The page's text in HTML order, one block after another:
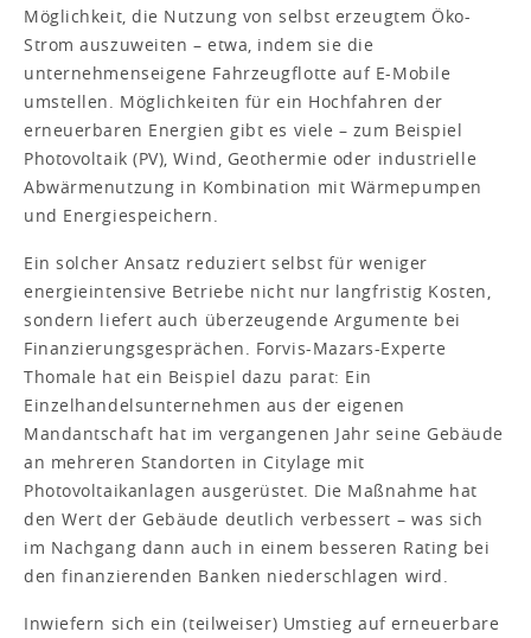
Möglichkeit, die Nutzung von selbst erzeugtem Öko-
Strom auszuweiten – etwa, indem sie die
unternehmenseigene Fahrzeugflotte auf E-Mobile
umstellen. Möglichkeiten für ein Hochfahren der
erneuerbaren Energien gibt es viele – zum Beispiel
Photovoltaik (PV), Wind, Geothermie oder industrielle
Abwärmenutzung in Kombination mit Wärmepumpen
und Energiespeichern.
Ein solcher Ansatz reduziert selbst für weniger
energieintensive Betriebe nicht nur langfristig Kosten,
sondern liefert auch überzeugende Argumente bei
Finanzierungsgesprächen. Forvis-Mazars-Experte
Thomale hat ein Beispiel dazu parat: Ein
Einzelhandelsunternehmen aus der eigenen
Mandantschaft hat im vergangenen Jahr seine Gebäude
an mehreren Standorten in Citylage mit
Photovoltaikanlagen ausgerüstet. Die Maßnahme hat
den Wert der Gebäude deutlich verbessert – was sich
im Nachgang dann auch in einem besseren Rating bei
den finanzierenden Banken niederschlagen wird.
Inwiefern sich ein (teilweiser) Umstieg auf erneuerbare